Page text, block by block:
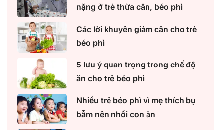
nặng ở trẻ thừa cân, béo phì
Các lời khuyên giảm cân cho trẻ
béo phì
5 lưu ý quan trọng trong chế độ
ăn cho trẻ béo phì
Nhiều trẻ béo phì vì mẹ thích bụ
bẫm nên nhồi con ăn